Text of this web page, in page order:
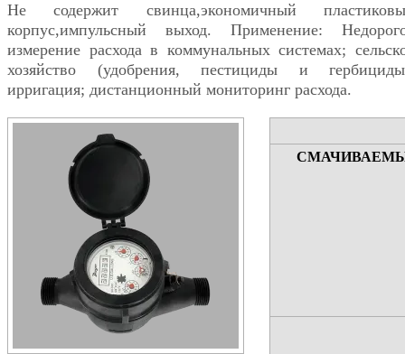
Не содержит свинца,экономичный
корпус,импульсный выход. Применение:
измерение расхода в коммунальных системах;
хозяйство (удобрения, пестициды и
ирригация; дистанционный мониторинг расхода.